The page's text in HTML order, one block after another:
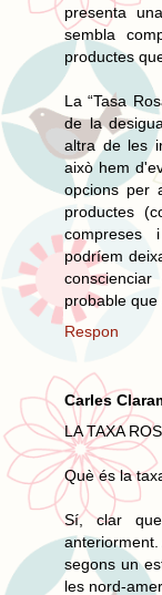
presenta
sembla
productes
La “Tasa
de la
altra de les
això hem
opcions per
productes
compreses
podríem
probable
Respon
Carles
LA TAXA
Què és la
Sí, clar
segons un
les nord-